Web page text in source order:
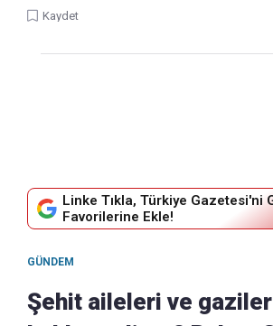
Kaydet
Linke Tıkla, Türkiye Gazetesi'ni
Favorilerine Ekle!
GÜNDEM
Şehit aileleri ve